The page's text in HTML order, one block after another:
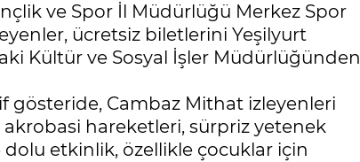
ve Spor İl Müdürlüğü Merkez Spor
ücretsiz biletlerini Yeşilyurt
Kültür ve Sosyal İşler Müdürlüğünden
gösteride, Cambaz Mithat izleyenleri
hareketleri, sürpriz yetenek
etkinlik, özellikle çocuklar için